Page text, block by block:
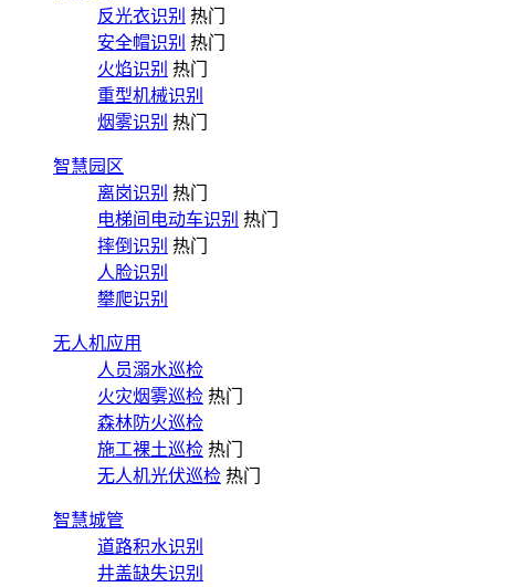
反光衣识别 热门
安全帽识别 热门
火焰识别 热门
重型机械识别
烟雾识别 热门
智慧园区
离岗识别 热门
电梯间电动车识别 热门
摔倒识别 热门
人脸识别
攀爬识别
无人机应用
人员溺水巡检
火灾烟雾巡检 热门
森林防火巡检
施工裸土巡检 热门
无人机光伏巡检 热门
智慧城管
道路积水识别
井盖缺失识别